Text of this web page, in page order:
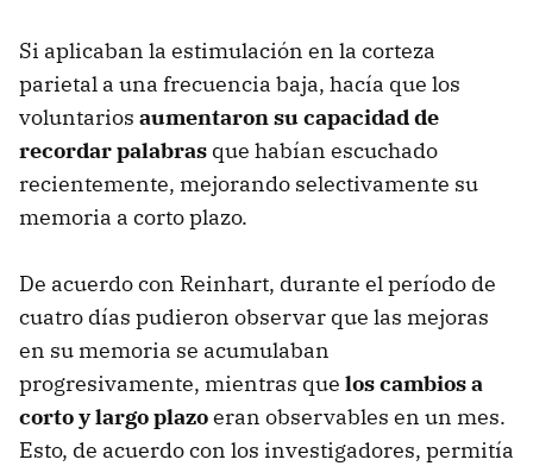
Si aplicaban la estimulación en la corteza
parietal a una frecuencia baja, hacía que los
voluntarios aumentaron su capacidad de
recordar palabras que habían escuchado
recientemente, mejorando selectivamente su
memoria a corto plazo.
De acuerdo con Reinhart, durante el período de
cuatro días pudieron observar que las mejoras
en su memoria se acumulaban
progresivamente, mientras que los cambios a
corto y largo plazoeran observables en un mes.
Esto, de acuerdo con los investigadores, permitía